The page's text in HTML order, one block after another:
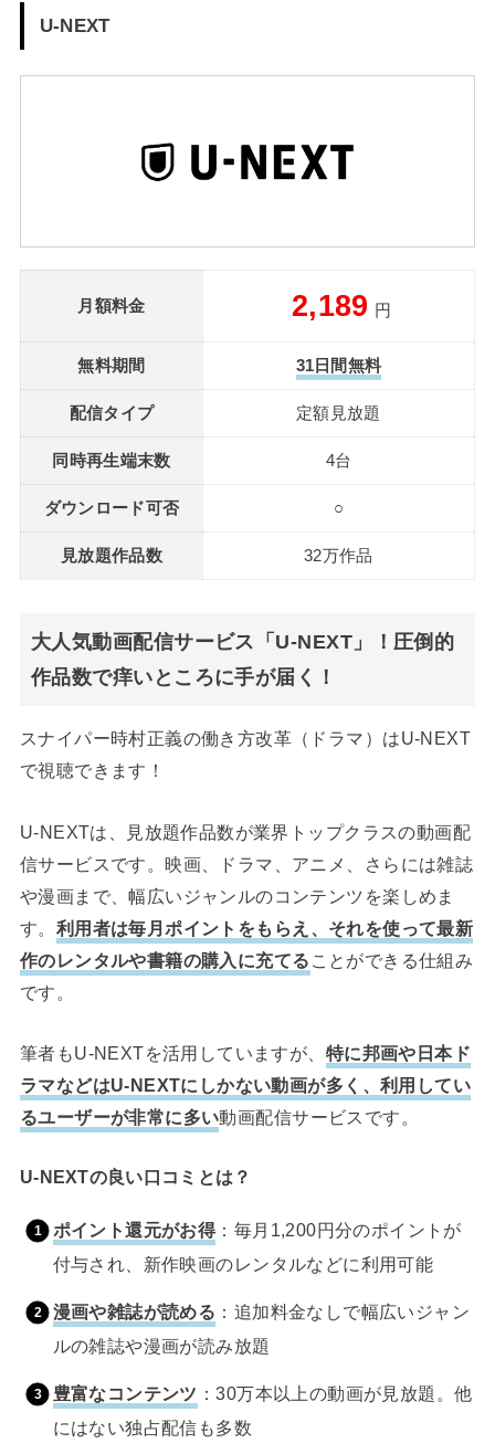
U-NEXT
月額料金 2,189 円
無料期間 31日間無料
配信タイプ 定額見放題
同時再生端末数 4台
ダウンロード可否 ○
見放題作品数 32万作品
大人気動画配信サービス「U-NEXT」！圧倒的
作品数で痒いところに手が届く！
スナイパー時村正義の働き方改革（ドラマ）はU-NEXT
で視聴できます！
U-NEXTは、見放題作品数が業界トップクラスの動画配
信サービスです。映画、ドラマ、アニメ、さらには雑誌
や漫画まで、幅広いジャンルのコンテンツを楽しめま
す。 利用者は毎月ポイントをもらえ、それを使って最新
作のレンタルや書籍の購入に充てる ことができる仕組み
です。
筆者もU-NEXTを活用していますが、 特に邦画や日本ド
ラマなどはU-NEXTにしかない動画が多く、利用してい
るユーザーが非常に多い動画配信サービスです。
U-NEXTの良い口コミとは？
ポイント還元がお得：毎月1,200円分のポイントが
付与され、新作映画のレンタルなどに利用可能
漫画や雑誌が読める ：追加料金なしで幅広いジャン
ルの雑誌や漫画が読み放題
豊富なコンテンツ ：30万本以上の動画が見放題。他
にはない独占配信も多数